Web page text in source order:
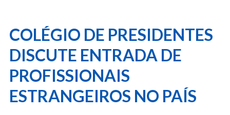
COLÉGIO DE PRESIDENTES
DISCUTE ENTRADA DE
PROFISSIONAIS
ESTRANGEIROS NO PAÍS